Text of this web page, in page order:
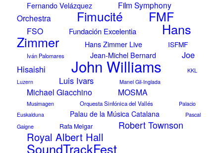
Fernando Velázquez
Film Symphony
Orchestra
Fimucité FMF
FSO Fundación Excelentia Hans
Zimmer Hans Zimmer Live ISFMF
Iván Palomares Jean-Michel Bernard
Joe
Hisaishi
John Williams
KKL
Luzern
Luis Ivars Manel Gil-Inglada
Michael Giacchino MOSMA
Musimagen Orquesta Sinfónica del Vallés
Palacio
Euskalduna
Palau de la Música Catalana
Pascal
Gaigne
Rafa Melgar Robert Townson
Royal Albert Hall
SoundTrackFest